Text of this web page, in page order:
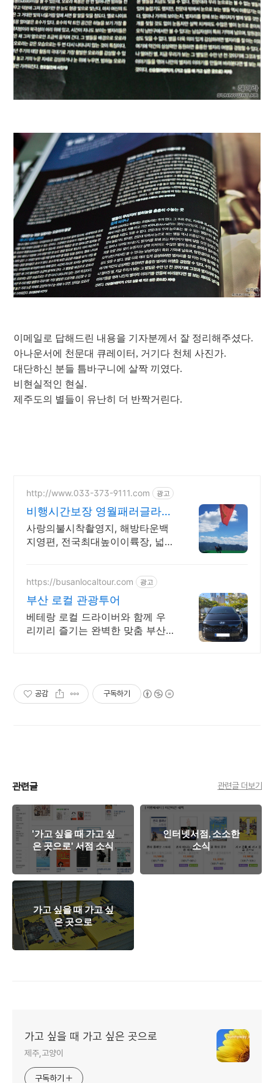
이메일로 답해드린 내용을 기자분께서 잘 정리해주셨다.
아나운서에 천문대 큐레이터, 거기다 천체 사진가.
대단하신 분들 틈바구니에 살짝 끼였다.
비현실적인 현실.
제주도의 별들이 유난히 더 반짝거린다.
http://www.033-373-9111.com 광고
비행시간보장 영월패러글라이
딩
사랑의불시착촬영지, 해방타운백
지영편, 전국최대높이이륙장, 넓은
https://busanlocaltour.com 광고
부산 로컬 관광투어
베테랑 로컬 드라이버와 함께 우
리끼리 즐기는 완벽한 맞춤 부산
공감 구독하기
관련글 관련글 더보기
'가고 싶을 때 가고 싶
은 곳으로' 서점 소식
인터넷서점, 소소한
소식
가고 싶을 때 가고 싶
은 곳으로
가고 싶을 때 가고 싶은 곳으로
제주,고양이
구독하기